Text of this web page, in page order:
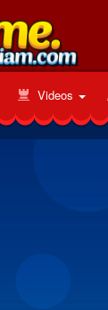
Videos